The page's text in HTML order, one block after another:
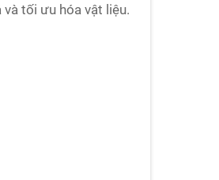
và tối ưu hóa vật liệu.
tô...